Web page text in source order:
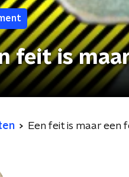
feit is
Een feit is maar een